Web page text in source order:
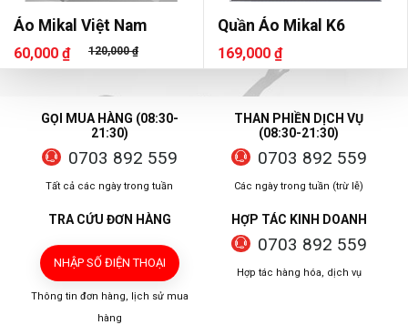
Áo Mikal Việt Nam
60,000 ₫ 120,000 ₫
Quần Áo Mikal K6
169,000 ₫
GỌI MUA HÀNG (08:30-
21:30)
0703 892 559
Tất cả các ngày trong tuần
THAN PHIỀN DỊCH VỤ
(08:30-21:30)
0703 892 559
Các ngày trong tuần (trừ lễ)
TRA CỨU ĐƠN HÀNG
NHẬP SỐ ĐIỆN THOẠI
Thông tin đơn hàng, lịch sử mua
hàng
HỢP TÁC KINH DOANH
0703 892 559
Hợp tác hàng hóa, dịch vụ